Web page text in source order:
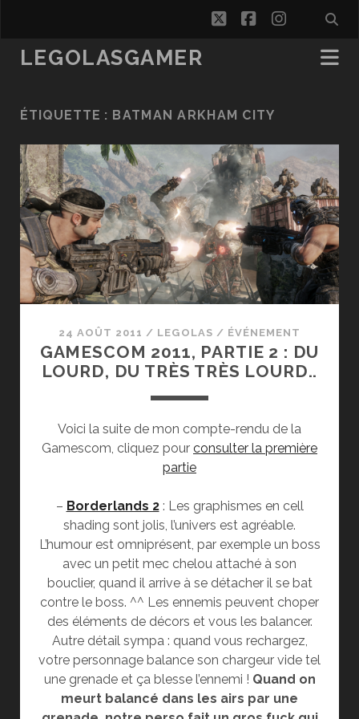
twitterfacebook
LEGOLASGAMER
ÉTIQUETTE : BATMAN ARKHAM CITY
24 AOÛT 2011 / LEGOLAS / ÉVÉNEMENT
GAMESCOM 2011, PARTIE 2 : DU
LOURD, DU TRÈS TRÈS LOURD..
Voici la suite de mon compte-rendu de la
Gamescom, cliquez pour consulter la première
partie
– Borderlands 2: Les graphismes en cell
shading sont jolis, l’univers est agréable.
L’humour est omniprésent, par exemple un boss
avec un petit mec chelou attaché à son
bouclier, quand il arrive à se détacher il se bat
contre le boss. ^^ Les ennemis peuvent choper
des éléments de décors et vous les balancer.
Autre détail sympa : quand vous rechargez,
votre personnage balance son chargeur vide tel
une grenade et ça blesse l’ennemi ! Quand on
meurt balancé dans les airs par une